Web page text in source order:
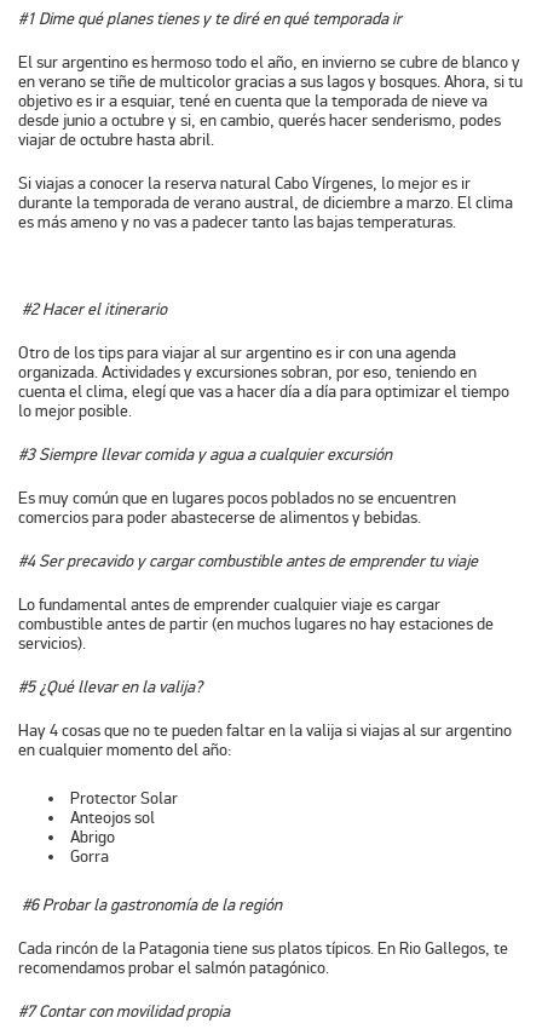
#1 Dime qué planes tienes y te diré en qué temporada ir
El sur argentino es hermoso todo el año, en invierno se cubre de blanco y
en verano se tiñe de multicolor gracias a sus lagos y bosques. Ahora, si tu
objetivo es ir a esquiar, tené en cuenta que la temporada de nieve va
desde junio a octubre y si, en cambio, querés hacer senderismo, podes
viajar de octubre hasta abril.
Si viajas a conocer la reserva natural Cabo Vírgenes, lo mejor es ir
durante la temporada de verano austral, de diciembre a marzo. El clima
es más ameno y no vas a padecer tanto las bajas temperaturas.
#2 Hacer el itinerario
Otro de los tips para viajar al sur argentino es ir con una agenda
organizada. Actividades y excursiones sobran, por eso, teniendo en
cuenta el clima, elegí que vas a hacer día a día para optimizar el tiempo
lo mejor posible.
#3 Siempre llevar comida y agua a cualquier excursión
Es muy común que en lugares pocos poblados no se encuentren
comercios para poder abastecerse de alimentos y bebidas.
#4 Ser precavido y cargar combustible antes de emprender tu viaje
Lo fundamental antes de emprender cualquier viaje es cargar
combustible antes de partir (en muchos lugares no hay estaciones de
servicios).
#5 ¿Qué llevar en la valija?
Hay 4 cosas que no te pueden faltar en la valija si viajas al sur argentino
en cualquier momento del año:
Protector Solar
Anteojos sol
Abrigo
Gorra
#6 Probar la gastronomía de la región
Cada rincón de la Patagonia tiene sus platos típicos. En Rio Gallegos, te
recomendamos probar el salmón patagónico.
#7 Contar con movilidad propia